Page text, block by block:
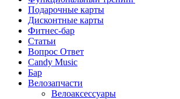
Подарочные карты
Дисконтные карты
Фитнес-бар
Статьи
Вопрос Ответ
Candy Music
Бар
Велозапчасти
Велоаксессуары